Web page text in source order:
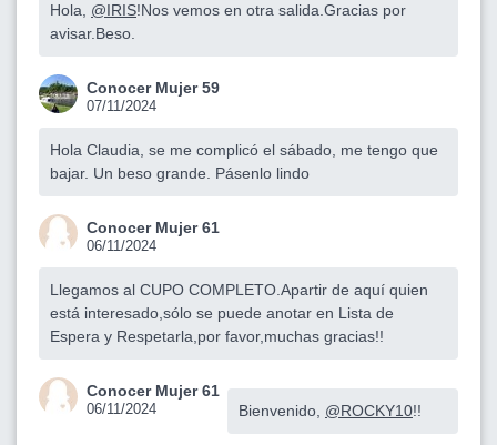
Hola, @IRIS!Nos vemos en otra salida.Gracias por
avisar.Beso.
Conocer Mujer 59
07/11/2024
Hola Claudia, se me complicó el sábado, me tengo que
bajar. Un beso grande. Pásenlo lindo
Conocer Mujer 61
06/11/2024
Llegamos al CUPO COMPLETO.Apartir de aquí quien
está interesado,sólo se puede anotar en Lista de
Espera y Respetarla,por favor,muchas gracias!!
Conocer Mujer 61
06/11/2024 Bienvenido, @ROCKY10!!